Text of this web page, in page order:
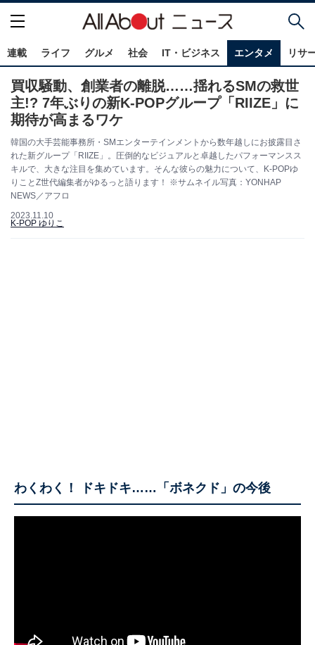
連載 ライフ グルメ 社会 IT・ビジネス エンタメ リサ
買収騒動、創業者の離脱……揺れるSMの救世
主!? 7年ぶりの新K-POPグループ「RIIZE」に
期待が高まるワケ
韓国の大手芸能事務所・SMエンターテインメントから数年越しにお披露目さ
れた新グループ「RIIZE」。圧倒的なビジュアルと卓越したパフォーマンスス
キルで、大きな注目を集めています。そんな彼らの魅力について、K-POPゆ
りことZ世代編集者がゆるっと語ります！ ※サムネイル写真：YONHAP
NEWS／アフロ
2023.11.10
K-POP ゆりこ
わくわく！ ドキドキ……「ボネクド」の今後